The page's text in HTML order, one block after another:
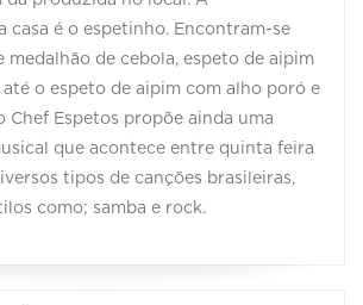
casa é o espetinho. Encontram-se
medalhão de cebola, espeto de aipim
até o espeto de aipim com alho poró e
Chef Espetos propõe ainda uma
que acontece entre quinta feira
tipos de canções brasileiras,
como; samba e rock.